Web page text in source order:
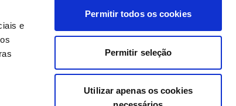
e
Permitir todos os cookies
Permitir seleção
Utilizar apenas os cookies